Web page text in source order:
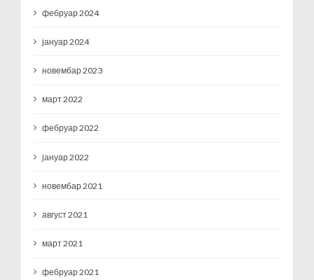
фебруар 2024
јануар 2024
новембар 2023
март 2022
фебруар 2022
јануар 2022
новембар 2021
август 2021
март 2021
фебруар 2021